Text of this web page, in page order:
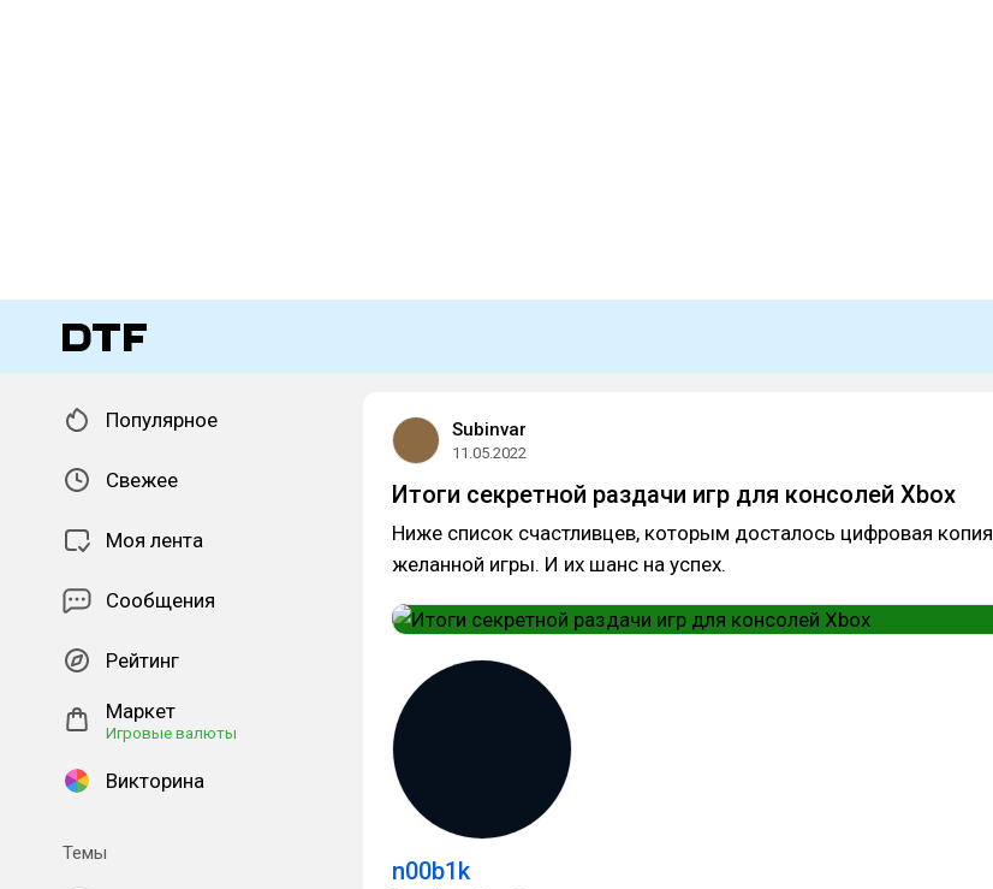
Популярное
Свежее
Моя лента
Сообщения
Рейтинг
Маркет
Игровые валюты
Викторина
Темы
Subinvar
11.05.2022
Итоги секретной раздачи игр для консолей Xbox
Ниже список счастливцев, которым досталось цифровая копия
желанной игры. И их шанс на успех.
n00b1k